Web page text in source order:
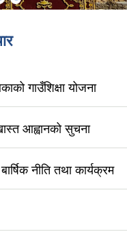
गाउँशिक्षा योजना
आह्वानको सुचना
नीति तथा कार्यक्रम